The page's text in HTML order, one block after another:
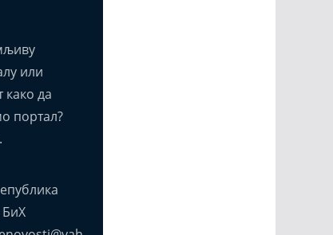
или
како да
портал?
БиХ